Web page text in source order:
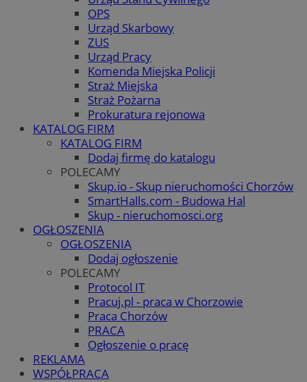
OPS
Urząd Skarbowy
ZUS
Urząd Pracy
Komenda Miejska Policji
Straż Miejska
Straż Pożarna
Prokuratura rejonowa
KATALOG FIRM
KATALOG FIRM
Dodaj firmę do katalogu
POLECAMY
Skup.io - Skup nieruchomości Chorzów
SmartHalls.com - Budowa Hal
Skup - nieruchomosci.org
OGŁOSZENIA
OGŁOSZENIA
Dodaj ogłoszenie
POLECAMY
Protocol IT
Pracuj.pl - praca w Chorzowie
Praca Chorzów
PRACA
Ogłoszenie o pracę
REKLAMA
WSPÓŁPRACA